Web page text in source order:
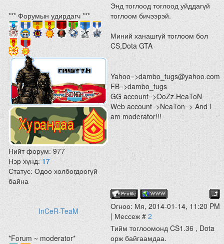
*** Форумын удирдагч ***
Нийт форум:977
Нэр хүнд:17
Статус:Одоо холбогдоогүй
байна
Энд тоглоод тоглоод уйддагүй
тоглоом бичээрэй.
Миний ханашгүй тоглоом бол
CS,Dota GTA
Yahoo=>dambo_tugs@yahoo.com
FB=>dambo_tugs
GG account=>OoZz.HeaToN
Web account=>NeaTon=> And i
am moderator!!!
InCeR-TeaM
Огноо: Мя, 2014-01-14, 11:20 PM
| Мессеж #2
*Forum ~ moderator*
Тийм тоглоомонд CS1.36 , Dota
орж байгаамдаа.